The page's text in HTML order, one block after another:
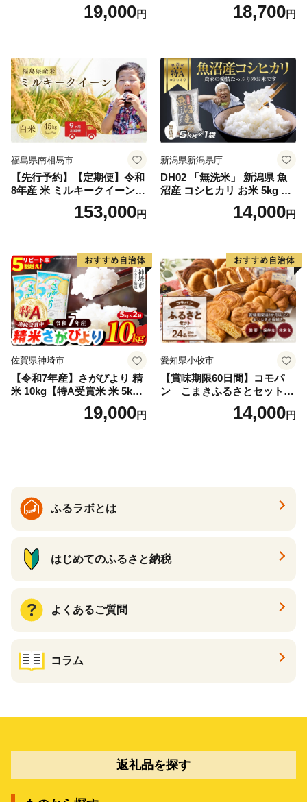
米 10kg 5kg×2 ひのひかり ブ
19,000円
(土日祝除く)》コメ 米 無洗米
令和7年産 高レビュー｜人気
18,700円
福島県南相馬市
【先行予約】【定期便】令和
8年産 米 ミルキークイーン
白米 45kg (5kg×9回) | ミルキ
ークイーン 米5kg 福島 福島
福島県 南相馬市 cu006-ae
153,000円
新潟県新潟県庁
DH02 「無洗米」 新潟県 魚
沼産 コシヒカリ お米 5kg こ
しひかり 精米 米（お米の美
味しい炊き方ガイド付き）
14,000円
佐賀県神埼市
【令和7年産】さがびより 精
米 10kg【特A受賞米 米 5kg×
2袋 お米 コメ こめ 国産 美味
しい ブランド米 人気 ランキ
19,000円
愛知県小牧市
【賞味期限60日間】コモパ
ン こまきふるさとセット
（24個入り）／災害用備蓄
保存食 非常食 防災グッズに
14,000円
ふるラボとは
はじめてのふるさと納税
よくあるご質問
コラム
返礼品を探す